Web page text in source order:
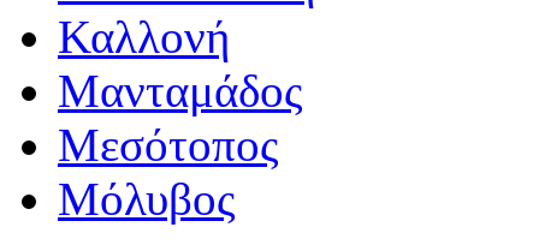
Καλλονή
Μανταμάδος
Μεσότοπος
Μόλυβος